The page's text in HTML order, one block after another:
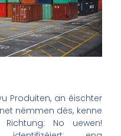
Produiten, an éischter
nëmmen dës, kenne
No uewen!